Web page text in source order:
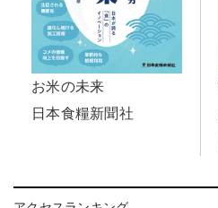
お米の未来
日本食糧新聞社